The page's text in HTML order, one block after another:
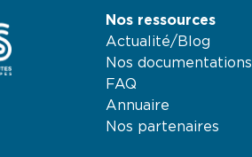
Nos ressources
Actualité/Blog
Nos documentations
FAQ
Annuaire
Nos partenaires